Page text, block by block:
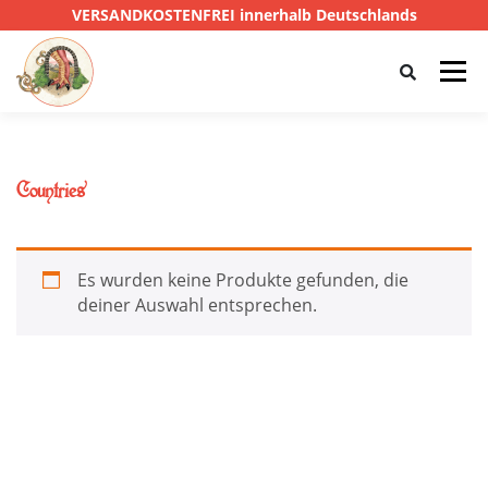
VERSANDKOSTENFREI innerhalb Deutschlands
Menü
SONSTIGE 0,00 €
Countries
Es wurden keine Produkte gefunden, die
deiner Auswahl entsprechen.